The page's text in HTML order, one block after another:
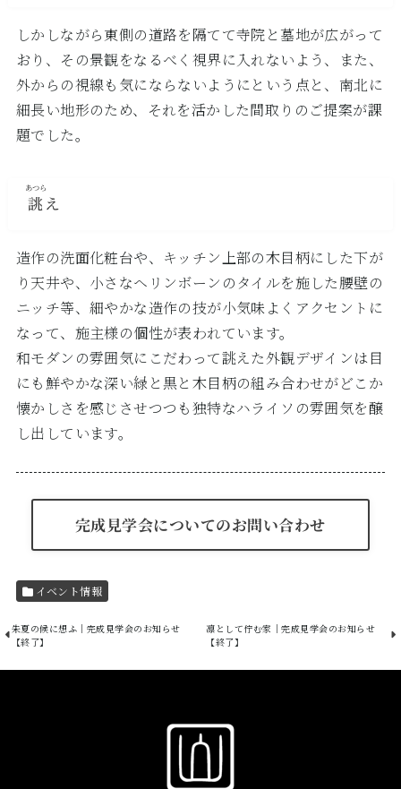
しかしながら東側の道路を隔てて寺院と墓地が広がって
おり、その景観をなるべく視界に入れないよう、また、
外からの視線も気にならないようにという点と、南北に
細長い地形のため、それを活かした間取りのご提案が課
題でした。
誂
あつら
え
造作の洗面化粧台や、キッチン上部の木目柄にした下が
り天井や、小さなヘリンボーンのタイルを施した腰壁の
ニッチ等、細やかな造作の技が小気味よくアクセントに
なって、施主様の個性が表われています。
和モダンの雰囲気にこだわって誂えた外観デザインは目
にも鮮やかな深い緑と黒と木目柄の組み合わせがどこか
懐かしさを感じさせつつも独特なハライソの雰囲気を醸
し出しています。
完成見学会についてのお問い合わせ
イベント情報
朱夏の候に想ふ｜完成見学会のお知らせ
【終了】
凛として佇む家｜完成見学会のお知らせ
【終了】